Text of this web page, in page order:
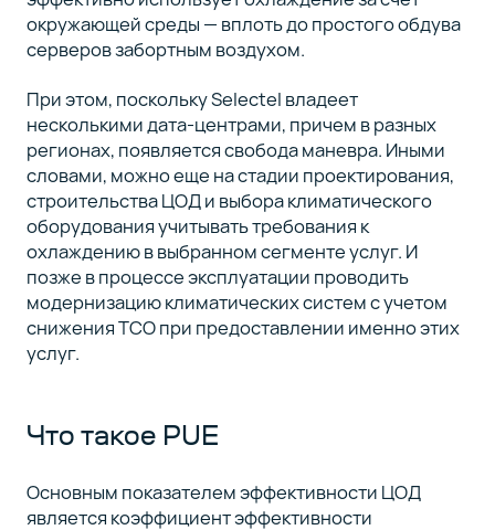
окружающей среды — вплоть до простого обдува
серверов забортным воздухом.
При этом, поскольку Selectel владеет
несколькими дата-центрами, причем в разных
регионах, появляется свобода маневра. Иными
словами, можно еще на стадии проектирования,
строительства ЦОД и выбора климатического
оборудования учитывать требования к
охлаждению в выбранном сегменте услуг. И
позже в процессе эксплуатации проводить
модернизацию климатических систем с учетом
снижения ТСО при предоставлении именно этих
услуг.
Что такое PUE
Основным показателем эффективности ЦОД
является коэффициент эффективности